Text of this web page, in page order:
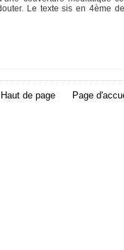
Le texte sis en 4ème
Haut de page Page